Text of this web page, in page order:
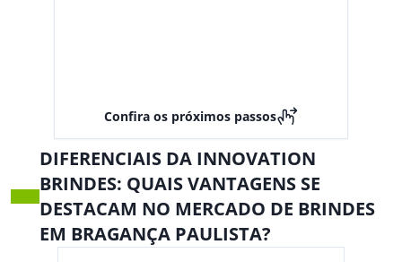
Confira os próximos passos
DIFERENCIAIS DA INNOVATION
BRINDES: QUAIS VANTAGENS SE
DESTACAM NO MERCADO DE BRINDES
EM BRAGANÇA PAULISTA?